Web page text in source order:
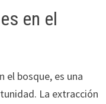
en el
el bosque, es una
La extracción